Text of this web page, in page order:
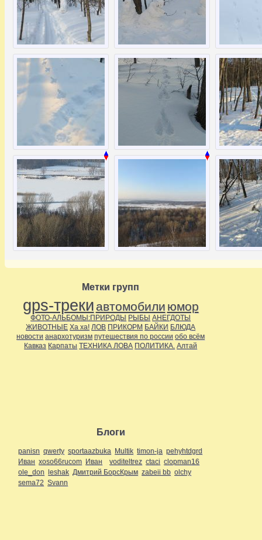
Метки групп
gps-треки автомобили юмор
ФОТО-АЛЬБОМЫ:ПРИРОДЫ РЫБЫ АНЕГДОТЫ
ЖИВОТНЫЕ Ха ха! ЛОВ ПРИКОРМ БАЙКИ БЛЮДА
новости анархотуризм путешествия по россии обо всём
Кавказ Карпаты ТЕХНИКА ЛОВА ПОЛИТИКА. Алтай
Блоги
panisn qwerty sportaazbuka Multik timon-ja pehyhtdgrd
Иван xoso66rucom Иван voditeltrez ctaci clopman16
ole_don leshak Дмитрий БорсКрым zabeii bb olchy
sema72 Svann